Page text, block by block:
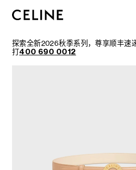
探索全新2026秋季系列，尊享顺丰速
打400 690 0012